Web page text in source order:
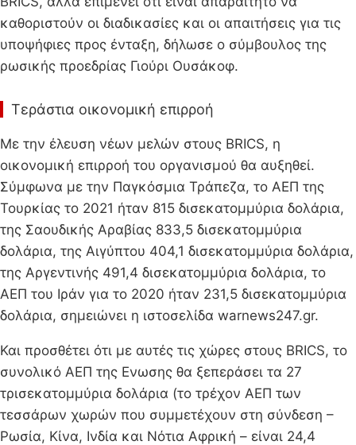
καθοριστούν οι διαδικασίες και οι απαιτήσεις για τις
υποψήφιες προς ένταξη, δήλωσε ο σύμβουλος της
ρωσικής προεδρίας Γιούρι Ουσάκοφ.
Τεράστια οικονομική επιρροή
Με την έλευση νέων μελών στους BRICS, η
οικονομική επιρροή του οργανισμού θα αυξηθεί.
Σύμφωνα με την Παγκόσμια Τράπεζα, το ΑΕΠ της
Τουρκίας το 2021 ήταν 815 δισεκατομμύρια δολάρια,
της Σαουδικής Αραβίας 833,5 δισεκατομμύρια
δολάρια, της Αιγύπτου 404,1 δισεκατομμύρια δολάρια,
της Αργεντινής 491,4 δισεκατομμύρια δολάρια, το
ΑΕΠ του Ιράν για το 2020 ήταν 231,5 δισεκατομμύρια
δολάρια, σημειώνει η ιστοσελίδα warnews247.gr.
Και προσθέτει ότι με αυτές τις χώρες στους BRΙCS, το
συνολικό ΑΕΠ της Ενωσης θα ξεπεράσει τα 27
τρισεκατομμύρια δολάρια (το τρέχον ΑΕΠ των
τεσσάρων χωρών που συμμετέχουν στη σύνδεση –
Ρωσία, Κίνα, Ινδία και Νότια Αφρική – είναι 24,4